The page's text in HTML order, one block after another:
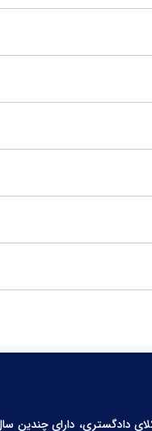
دارای چندین